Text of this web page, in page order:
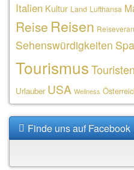
Italien Kultur Land Lufthansa
Reise Reisen
Sehenswürdigkeiten
TourismusTouristen
Urlauber USA Wellness
Finde uns auf Facebook